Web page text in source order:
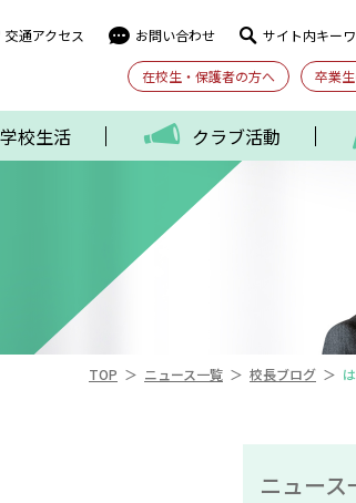
交通アクセス お問い合わせ サイト内キー
在校生・保護者の方へ 卒業
学校生活 クラブ活動
TOP ＞ ニュース一覧 ＞ 校長ブログ ＞
ニュース